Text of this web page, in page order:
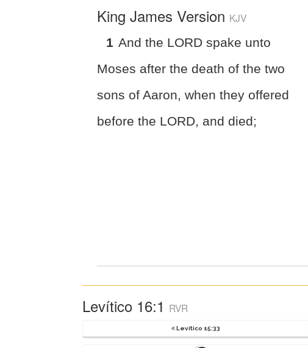
King James Version KJV
1 And the LORD spake unto
Moses after the death of the two
sons of Aaron, when they offered
before the LORD, and died;
Levítico 16:1 RVR
Levítico 15:33